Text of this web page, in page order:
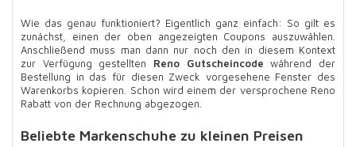
Wie das genau funktioniert? Eigentlich ganz einfach: So gilt es
zunächst, einen der oben angezeigten Coupons auszuwählen.
Anschließend muss man dann nur noch den in diesem Kontext
zur Verfügung gestellten Reno Gutscheincode während der
Bestellung in das für diesen Zweck vorgesehene Fenster des
Warenkorbs kopieren. Schon wird einem der versprochene Reno
Rabatt von der Rechnung abgezogen.
Beliebte Markenschuhe zu kleinen Preisen